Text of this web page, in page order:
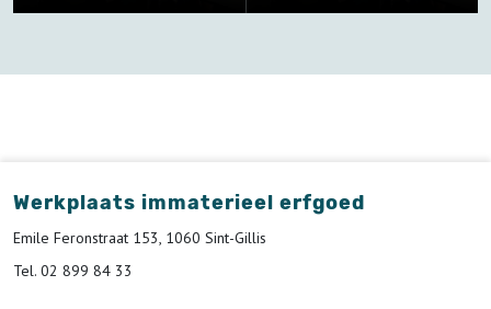
Werkplaats immaterieel erfgoed
Emile Feronstraat 153, 1060 Sint-Gillis
Tel. 02 899 84 33